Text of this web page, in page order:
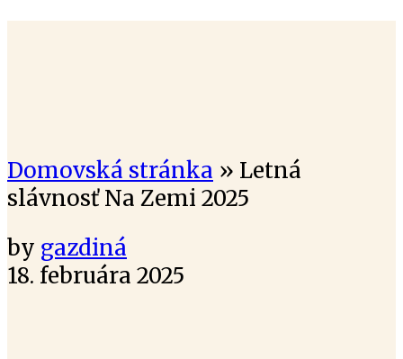
Domovská stránka » Letná
slávnosť Na Zemi 2025
by gazdiná
18. februára 2025